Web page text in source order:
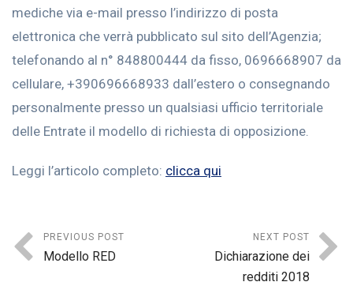
mediche via e-mail presso l’indirizzo di posta
elettronica che verrà pubblicato sul sito dell’Agenzia;
telefonando al n° 848800444 da fisso, 0696668907 da
cellulare, +390696668933 dall’estero o consegnando
personalmente presso un qualsiasi ufficio territoriale
delle Entrate il modello di richiesta di opposizione.
Leggi l’articolo completo: clicca qui
PREVIOUS POST
Modello RED
NEXT POST
Dichiarazione dei
redditi 2018